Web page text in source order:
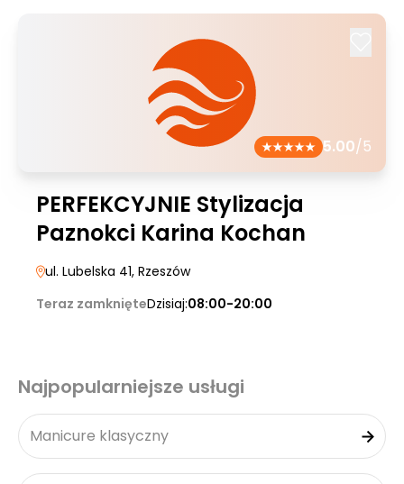
5.00/5
PERFEKCYJNIE Stylizacja
Paznokci Karina Kochan
ul. Lubelska 41, Rzeszów
Teraz zamknięteDzisiaj:08:00-20:00
Najpopularniejsze usługi
Manicure klasyczny